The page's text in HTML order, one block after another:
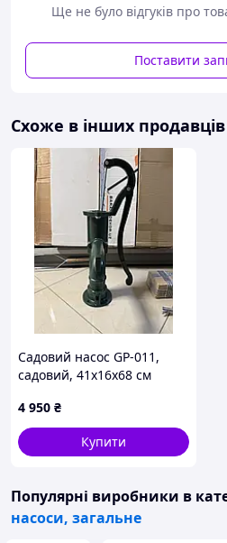
Позначення Найменування Шт.
352.10.01.01 Вал 1
352.10.17.07 Диск 1
352.10.32.00 Клапан 1
352.10.60.00 Клапан 1
352.10.61.00 Клапан 1
Д-14247 Клапан 1
352.02.01.32 Кільце 1
352.02.01.40 Кільце 1
352.10.01.59 Кришка задня 1
1.2-50х70-1 гумова Манжета
352.10.01.06 Напрямна 1
352.17.01.09 Напрямна 1
Ще не було відгуків про
Поставити
Схоже в інших продавців
Садовий насос GP-011,
садовий, 41x16x68 см
4 950 ₴
Купити
Популярні виробники в
насоси, загальне